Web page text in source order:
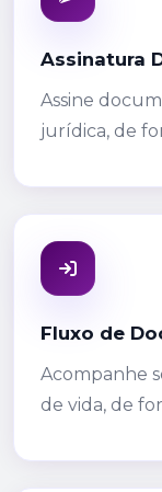
Assinatura
Assine
jurídica, de
Fluxo de
Acompanhe
de vida, de